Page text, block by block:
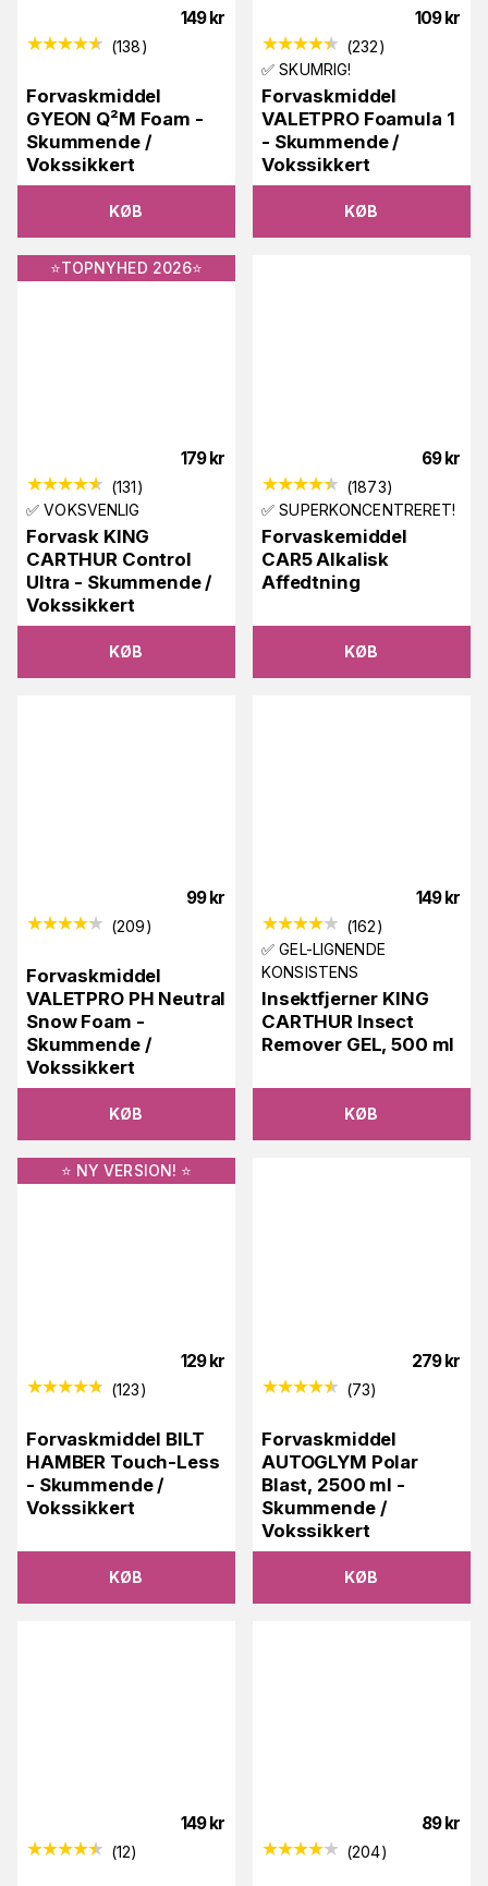
149 kr
(138)
Forvaskmiddel
GYEON Q²M Foam -
Skummende /
Vokssikkert
KØB
109 kr
(232)
✅ SKUMRIG!
Forvaskmiddel
VALETPRO Foamula 1
- Skummende /
Vokssikkert
KØB
⭐️TOPNYHED 2026⭐️
179 kr
(131)
✅ VOKSVENLIG
Forvask KING
CARTHUR Control
Ultra - Skummende /
Vokssikkert
KØB
69 kr
(1873)
✅ SUPERKONCENTRERET!
Forvaskemiddel
CAR5 Alkalisk
Affedtning
KØB
99 kr
(209)
Forvaskmiddel
VALETPRO PH Neutral
Snow Foam -
Skummende /
Vokssikkert
KØB
149 kr
(162)
✅ GEL-LIGNENDE
KONSISTENS
Insektfjerner KING
CARTHUR Insect
Remover GEL, 500 ml
KØB
⭐️ NY VERSION! ⭐️
129 kr
(123)
Forvaskmiddel BILT
HAMBER Touch-Less
- Skummende /
Vokssikkert
KØB
279 kr
(73)
Forvaskmiddel
AUTOGLYM Polar
Blast, 2500 ml -
Skummende /
Vokssikkert
KØB
149 kr
(12)
89 kr
(204)